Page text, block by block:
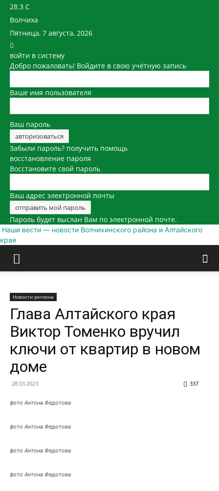
28.3 C
Волчиха
Пятница, 7 августа, 2026
войти в систему
Добро пожаловать! Войдите в свою учётную запись
Ваше имя пользователя
Ваш пароль
Забыли пароль? получить помощь
восстановление пароля
Восстановите свой пароль
Ваш адрес электронной почты
Пароль будет выслан Вам по электронной почте.
Наши вести — новости Волчихинского района и Алтайского
края
Новости региона
Глава Алтайского края
Виктор Томенко вручил
ключи от квартир в новом
доме
28.03.2023 337
фото Антона Федотова
фото Антона Федотова
фото Антона Федотова
фото Антона Федотова